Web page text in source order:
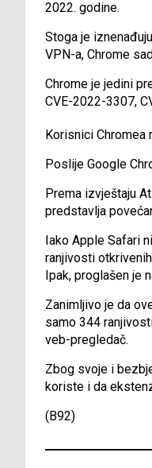
2022. godine.
Stoga je
VPN-a, Chrome
Chrome je jedini
CVE-2022-3307,
Korisnici Chromea
Poslije Google
Prema izvještaju
predstavlja
Iako Apple Safari
ranjivosti
Ipak, proglašen je
Zanimljivo je da
samo 344
veb-pregledač.
Zbog svoje i
koriste i da
(B92)